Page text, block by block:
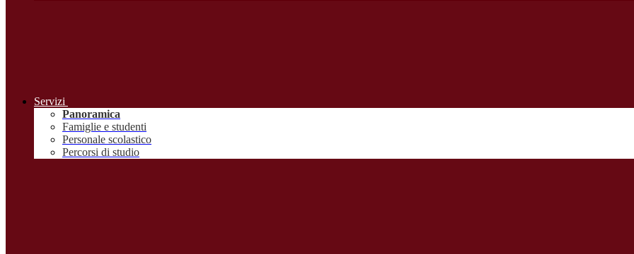
Servizi
Panoramica
Famiglie e studenti
Personale scolastico
Percorsi di studio